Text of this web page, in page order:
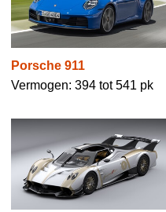
Porsche 911
Vermogen: 394 tot 541 pk